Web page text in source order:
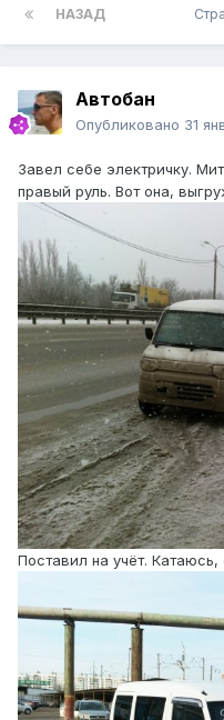
НАЗАД
Автобан
Опубликовано 31
Завел себе электричку.
правый руль. Вот она,
Поставил на учёт.